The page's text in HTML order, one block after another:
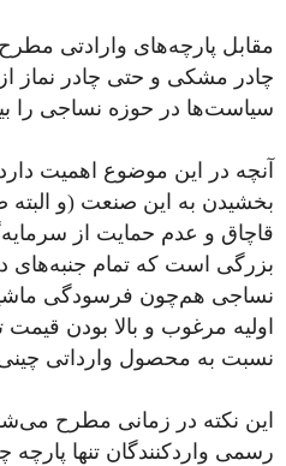
مقابل پارچه‌های وارادتی
چادر مشکی و حتی چادر نماز
سیاست‌ها در حوزه نساجی را
آنچه در این موضوع اهمیت
بخشیدن به این صنعت (و البته
قاچاق و عدم حمایت از
بزرگی است که تمام جنبه‌های
نساجی هم‌چون فرسودگی
اولیه مرغوب و بالا بودن
نسبت به محصول وارداتی
این نکته در زمانی مطرح